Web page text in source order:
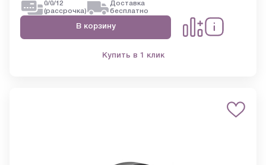
0/0/12
(рассрочка)
Доставка
бесплатно
В корзину
Купить в 1 клик